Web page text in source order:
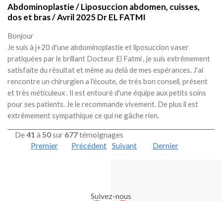
Abdominoplastie / Liposuccion abdomen, cuisses,
dos et bras / Avril 2025 Dr EL FATMI
Bonjour
Je suis à j+20 d'une abdominoplastie et liposuccion vaser
pratiquées par le brillant Docteur El Fatmi , je suis extrêmement
satisfaite du résultat et même au delà de mes espérances. J'ai
rencontre un chirurgien a l'écoute, de très bon conseil, présent
et très méticuleux . Il est entouré d'une équipe aux petits soins
pour ses patients. Je le recommande vivement. De plus il est
extrêmement sympathique ce qui ne gâche rien.
De41 à 50sur 677témoignages
Premier
Précédent Suivant Dernier
Suivez-nous